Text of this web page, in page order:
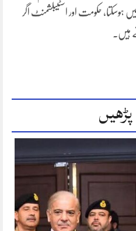
ہوسکتا، حکومت اور اسٹیبلشمنٹ اگر
ہیں۔